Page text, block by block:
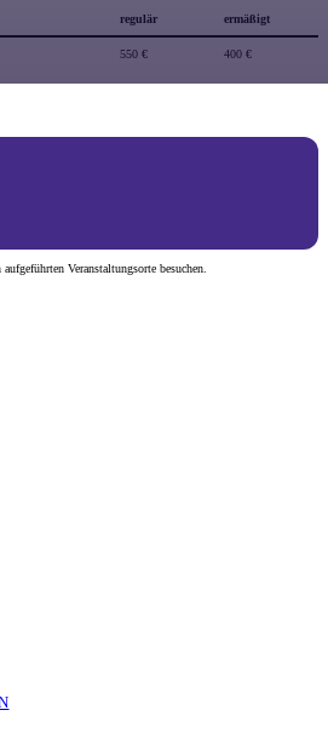
regulär ermäßigt
550 € 400 €
Veranstaltungsorte besuchen.